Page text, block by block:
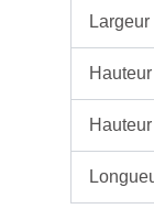
Largeur
Hauteur